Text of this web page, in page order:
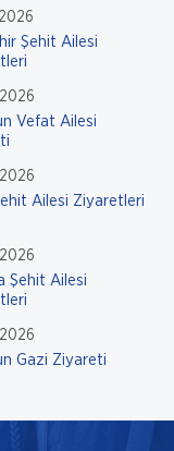
Şehit Ailesi
Vefat Ailesi
Ailesi Ziyaretleri
Şehit Ailesi
Gazi Ziyareti